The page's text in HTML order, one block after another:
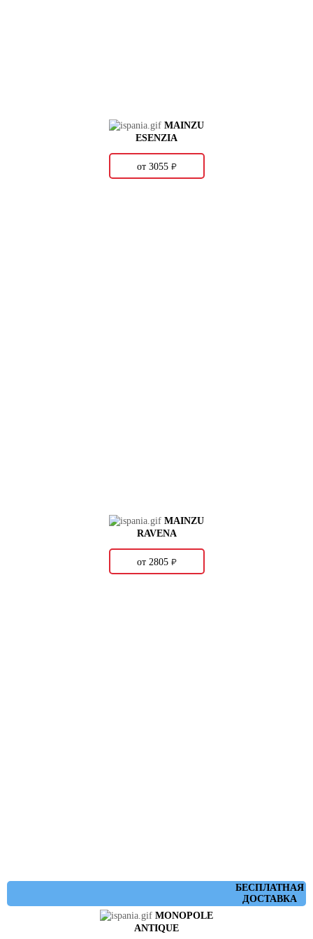
MAINZU
ESENZIA
от 3055 о
MAINZU
RAVENA
от 2805 о
БЕСПЛАТНАЯ
ДОСТАВКА
MONOPOLE
ANTIQUE